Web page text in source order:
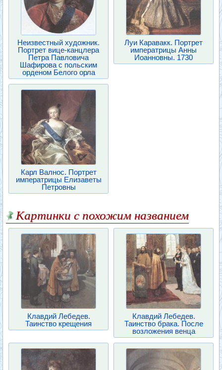
Неизвестный художник.
Портрет вице-канцлера
Петра Павловича
Шафирова с польским
орденом Белого орла
Луи Каравакк. Портрет
императрицы Анны
Иоанновны. 1730
Карл Валнос. Портрет
императрицы Елизаветы
Петровны
Картинки с похожим названием
Клавдий Лебедев.
Таинство крещения
Клавдий Лебедев.
Таинство брака. После
возложения венца